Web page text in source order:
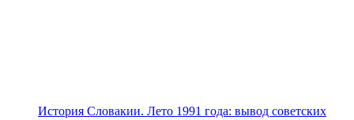
История Словакии. Лето 1991 года: вывод советских